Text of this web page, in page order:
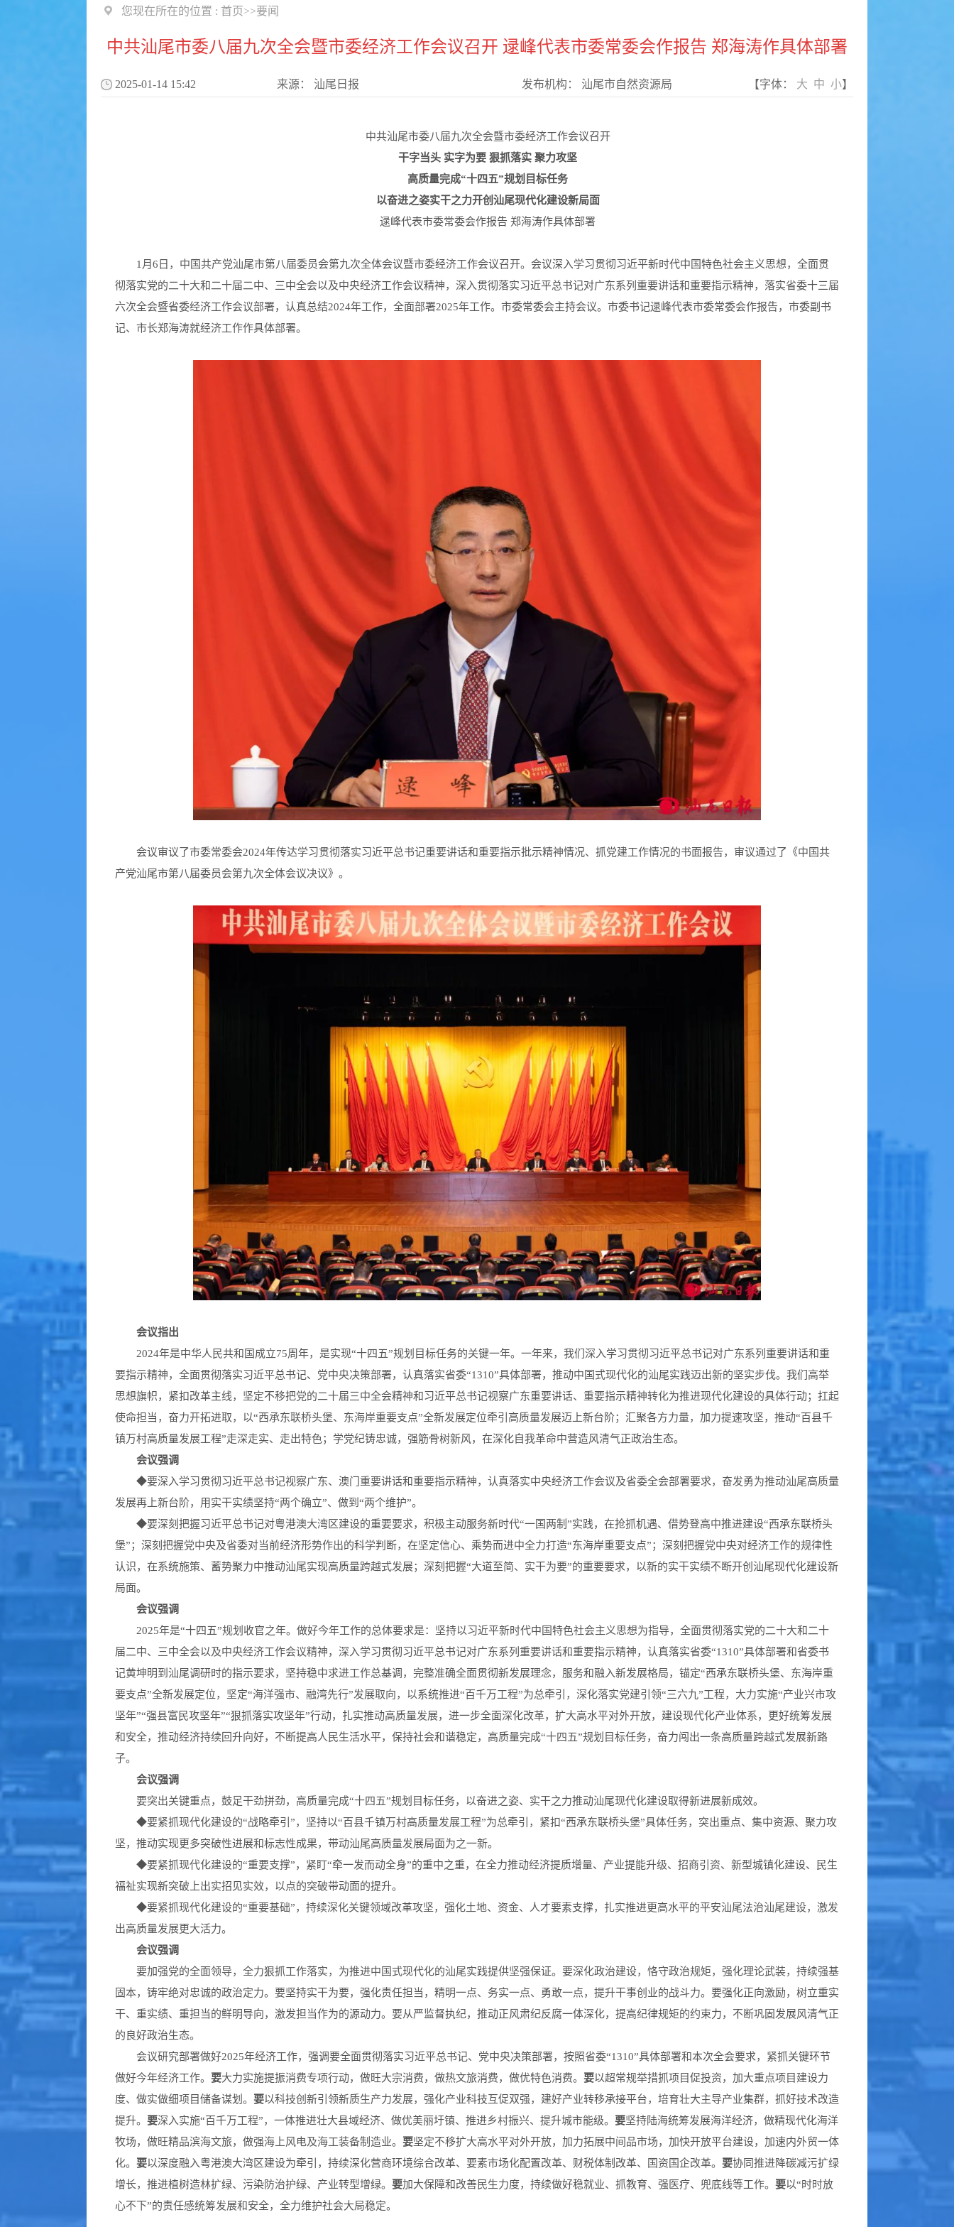
您现在所在的位置 : 首页>>要闻
中共汕尾市委八届九次全会暨市委经济工作会议召开 逯峰代表市委常委会作报告 郑海涛作具体部署
2025-01-14 15:42 来源： 汕尾日报 发布机构： 汕尾市自然资源局 【字体： 大 中 小】
中共汕尾市委八届九次全会暨市委经济工作会议召开
干字当头 实字为要 狠抓落实 聚力攻坚
高质量完成“十四五”规划目标任务
以奋进之姿实干之力开创汕尾现代化建设新局面
逯峰代表市委常委会作报告 郑海涛作具体部署
1月6日，中国共产党汕尾市第八届委员会第九次全体会议暨市委经济工作会议召开。会议深入学习贯彻习近平新时代中国特色社会主义思想，全面贯
彻落实党的二十大和二十届二中、三中全会以及中央经济工作会议精神，深入贯彻落实习近平总书记对广东系列重要讲话和重要指示精神，落实省委十三届
六次全会暨省委经济工作会议部署，认真总结2024年工作，全面部署2025年工作。市委常委会主持会议。市委书记逯峰代表市委常委会作报告，市委副书
记、市长郑海涛就经济工作作具体部署。
会议审议了市委常委会2024年传达学习贯彻落实习近平总书记重要讲话和重要指示批示精神情况、抓党建工作情况的书面报告，审议通过了《中国共
产党汕尾市第八届委员会第九次全体会议决议》。
会议指出
2024年是中华人民共和国成立75周年，是实现“十四五”规划目标任务的关键一年。一年来，我们深入学习贯彻习近平总书记对广东系列重要讲话和重
要指示精神，全面贯彻落实习近平总书记、党中央决策部署，认真落实省委“1310”具体部署，推动中国式现代化的汕尾实践迈出新的坚实步伐。我们高举
思想旗帜，紧扣改革主线，坚定不移把党的二十届三中全会精神和习近平总书记视察广东重要讲话、重要指示精神转化为推进现代化建设的具体行动；扛起
使命担当，奋力开拓进取，以“西承东联桥头堡、东海岸重要支点”全新发展定位牵引高质量发展迈上新台阶；汇聚各方力量，加力提速攻坚，推动“百县千
镇万村高质量发展工程”走深走实、走出特色；学党纪铸忠诚，强筋骨树新风，在深化自我革命中营造风清气正政治生态。
会议强调
◆要深入学习贯彻习近平总书记视察广东、澳门重要讲话和重要指示精神，认真落实中央经济工作会议及省委全会部署要求，奋发勇为推动汕尾高质量
发展再上新台阶，用实干实绩坚持“两个确立”、做到“两个维护”。
◆要深刻把握习近平总书记对粤港澳大湾区建设的重要要求，积极主动服务新时代“一国两制”实践，在抢抓机遇、借势登高中推进建设“西承东联桥头
堡”；深刻把握党中央及省委对当前经济形势作出的科学判断，在坚定信心、乘势而进中全力打造“东海岸重要支点”；深刻把握党中央对经济工作的规律性
认识，在系统施策、蓄势聚力中推动汕尾实现高质量跨越式发展；深刻把握“大道至简、实干为要”的重要要求，以新的实干实绩不断开创汕尾现代化建设新
局面。
会议强调
2025年是“十四五”规划收官之年。做好今年工作的总体要求是：坚持以习近平新时代中国特色社会主义思想为指导，全面贯彻落实党的二十大和二十
届二中、三中全会以及中央经济工作会议精神，深入学习贯彻习近平总书记对广东系列重要讲话和重要指示精神，认真落实省委“1310”具体部署和省委书
记黄坤明到汕尾调研时的指示要求，坚持稳中求进工作总基调，完整准确全面贯彻新发展理念，服务和融入新发展格局，锚定“西承东联桥头堡、东海岸重
要支点”全新发展定位，坚定“海洋强市、融湾先行”发展取向，以系统推进“百千万工程”为总牵引，深化落实党建引领“三六九”工程，大力实施“产业兴市攻
坚年”“强县富民攻坚年”“狠抓落实攻坚年”行动，扎实推动高质量发展，进一步全面深化改革，扩大高水平对外开放，建设现代化产业体系，更好统筹发展
和安全，推动经济持续回升向好，不断提高人民生活水平，保持社会和谐稳定，高质量完成“十四五”规划目标任务，奋力闯出一条高质量跨越式发展新路
子。
会议强调
要突出关键重点，鼓足干劲拼劲，高质量完成“十四五”规划目标任务，以奋进之姿、实干之力推动汕尾现代化建设取得新进展新成效。
◆要紧抓现代化建设的“战略牵引”，坚持以“百县千镇万村高质量发展工程”为总牵引，紧扣“西承东联桥头堡”具体任务，突出重点、集中资源、聚力攻
坚，推动实现更多突破性进展和标志性成果，带动汕尾高质量发展局面为之一新。
◆要紧抓现代化建设的“重要支撑”，紧盯“牵一发而动全身”的重中之重，在全力推动经济提质增量、产业提能升级、招商引资、新型城镇化建设、民生
福祉实现新突破上出实招见实效，以点的突破带动面的提升。
◆要紧抓现代化建设的“重要基础”，持续深化关键领域改革攻坚，强化土地、资金、人才要素支撑，扎实推进更高水平的平安汕尾法治汕尾建设，激发
出高质量发展更大活力。
会议强调
要加强党的全面领导，全力狠抓工作落实，为推进中国式现代化的汕尾实践提供坚强保证。要深化政治建设，恪守政治规矩，强化理论武装，持续强基
固本，铸牢绝对忠诚的政治定力。要坚持实干为要，强化责任担当，精明一点、务实一点、勇敢一点，提升干事创业的战斗力。要强化正向激励，树立重实
干、重实绩、重担当的鲜明导向，激发担当作为的源动力。要从严监督执纪，推动正风肃纪反腐一体深化，提高纪律规矩的约束力，不断巩固发展风清气正
的良好政治生态。
会议研究部署做好2025年经济工作，强调要全面贯彻落实习近平总书记、党中央决策部署，按照省委“1310”具体部署和本次全会要求，紧抓关键环节
做好今年经济工作。 要大力实施提振消费专项行动，做旺大宗消费，做热文旅消费，做优特色消费。 要以超常规举措抓项目促投资，加大重点项目建设力
度、做实做细项目储备谋划。 要以科技创新引领新质生产力发展，强化产业科技互促双强，建好产业转移承接平台，培育壮大主导产业集群，抓好技术改造
提升。 要深入实施“百千万工程”，一体推进壮大县域经济、做优美丽圩镇、推进乡村振兴、提升城市能级。 要坚持陆海统筹发展海洋经济，做精现代化海洋
牧场，做旺精品滨海文旅，做强海上风电及海工装备制造业。 要坚定不移扩大高水平对外开放，加力拓展中间品市场，加快开放平台建设，加速内外贸一体
化。 要以深度融入粤港澳大湾区建设为牵引，持续深化营商环境综合改革、要素市场化配置改革、财税体制改革、国资国企改革。 要协同推进降碳减污扩绿
增长，推进植树造林扩绿、污染防治护绿、产业转型增绿。 要加大保障和改善民生力度，持续做好稳就业、抓教育、强医疗、兜底线等工作。 要以“时时放
心不下”的责任感统筹发展和安全，全力维护社会大局稳定。